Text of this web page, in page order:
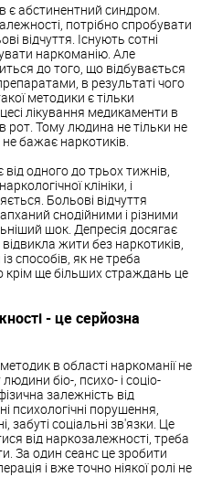
абстинентний синдром.
потрібно спробувати
відчуття. Існують сотні
наркоманію. Але
до того, що відбувається
в результаті чого
методики є тільки
лікування медикаменти в
рот. Тому людина не тільки не
бажає наркотиків.
одного до трьох тижнів,
клініки, і
Больові відчуття
снодійними і різними
шок. Депресія досягає
жити без наркотиків,
способів, як не треба
ще більших страждань це
- це серйозна
в області наркоманії не
біо-, психо- і соціо-
залежність від
психологічні порушення,
забуті соціальні зв'язки. Це
від наркозалежності, треба
За один сеанс це зробити
і вже точно ніякої ролі не